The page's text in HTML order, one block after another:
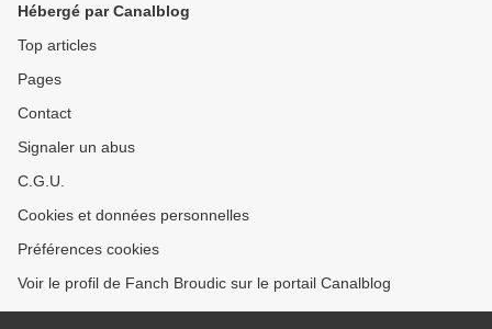
Hébergé par Canalblog
Top articles
Pages
Contact
Signaler un abus
C.G.U.
Cookies et données personnelles
Préférences cookies
Voir le profil de Fanch Broudic sur le portail Canalblog